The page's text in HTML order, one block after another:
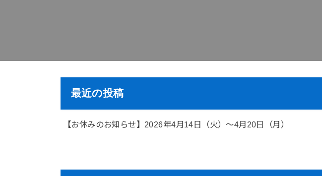
最近の投稿
【お休みのお知らせ】2026年4月14日（火）～4月20日（月）